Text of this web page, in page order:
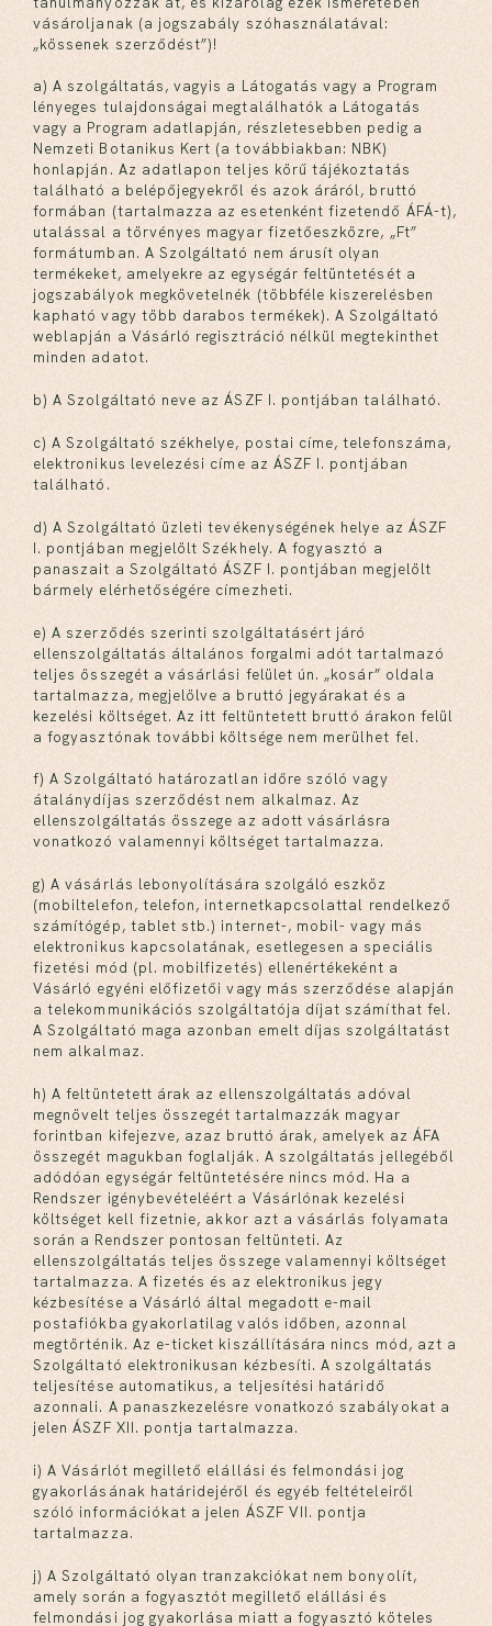
vásároljanak (a jogszabály szóhasználatával:
„kössenek szerződést”)!
a) A szolgáltatás, vagyis a Látogatás vagy a Program
lényeges tulajdonságai megtalálhatók a Látogatás
vagy a Program adatlapján, részletesebben pedig a
Nemzeti Botanikus Kert (a továbbiakban: NBK)
honlapján. Az adatlapon teljes körű tájékoztatás
található a belépőjegyekről és azok áráról, bruttó
formában (tartalmazza az esetenként fizetendő ÁFÁ-t),
utalással a törvényes magyar fizetőeszközre, „Ft”
formátumban. A Szolgáltató nem árusít olyan
termékeket, amelyekre az egységár feltüntetését a
jogszabályok megkövetelnék (többféle kiszerelésben
kapható vagy több darabos termékek). A Szolgáltató
weblapján a Vásárló regisztráció nélkül megtekinthet
minden adatot.
b) A Szolgáltató neve az ÁSZF I. pontjában található.
c) A Szolgáltató székhelye, postai címe, telefonszáma,
elektronikus levelezési címe az ÁSZF I. pontjában
található.
d) A Szolgáltató üzleti tevékenységének helye az ÁSZF
I. pontjában megjelölt Székhely. A fogyasztó a
panaszait a Szolgáltató ÁSZF I. pontjában megjelölt
bármely elérhetőségére címezheti.
e) A szerződés szerinti szolgáltatásért járó
ellenszolgáltatás általános forgalmi adót tartalmazó
teljes összegét a vásárlási felület ún. „kosár” oldala
tartalmazza, megjelölve a bruttó jegyárakat és a
kezelési költséget. Az itt feltüntetett bruttó árakon felül
a fogyasztónak további költsége nem merülhet fel.
f) A Szolgáltató határozatlan időre szóló vagy
átalánydíjas szerződést nem alkalmaz. Az
ellenszolgáltatás összege az adott vásárlásra
vonatkozó valamennyi költséget tartalmazza.
g) A vásárlás lebonyolítására szolgáló eszköz
(mobiltelefon, telefon, internetkapcsolattal rendelkező
számítógép, tablet stb.) internet-, mobil- vagy más
elektronikus kapcsolatának, esetlegesen a speciális
fizetési mód (pl. mobilfizetés) ellenértékeként a
Vásárló egyéni előfizetői vagy más szerződése alapján
a telekommunikációs szolgáltatója díjat számíthat fel.
A Szolgáltató maga azonban emelt díjas szolgáltatást
nem alkalmaz.
h) A feltüntetett árak az ellenszolgáltatás adóval
megnövelt teljes összegét tartalmazzák magyar
forintban kifejezve, azaz bruttó árak, amelyek az ÁFA
összegét magukban foglalják. A szolgáltatás jellegéből
adódóan egységár feltüntetésére nincs mód. Ha a
Rendszer igénybevételéért a Vásárlónak kezelési
költséget kell fizetnie, akkor azt a vásárlás folyamata
során a Rendszer pontosan feltünteti. Az
ellenszolgáltatás teljes összege valamennyi költséget
tartalmazza. A fizetés és az elektronikus jegy
kézbesítése a Vásárló által megadott e-mail
postafiókba gyakorlatilag valós időben, azonnal
megtörténik. Az e-ticket kiszállítására nincs mód, azt a
Szolgáltató elektronikusan kézbesíti. A szolgáltatás
teljesítése automatikus, a teljesítési határidő
azonnali. A panaszkezelésre vonatkozó szabályokat a
jelen ÁSZF XII. pontja tartalmazza.
i) A Vásárlót megillető elállási és felmondási jog
gyakorlásának határidejéről és egyéb feltételeiről
szóló információkat a jelen ÁSZF VII. pontja
tartalmazza.
j) A Szolgáltató olyan tranzakciókat nem bonyolít,
amely során a fogyasztót megillető elállási és
felmondási jog gyakorlása miatt a fogyasztó köteles